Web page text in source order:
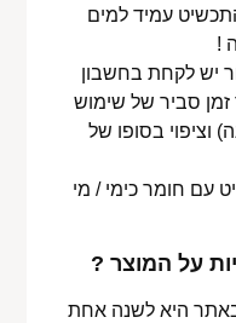
עמיד למים
!
יש לקחת בחשבון
סביר של שימוש
וציפוי בסופו של
עם חומר כימי / מי
על המוצר ?
היא לשנה אחת